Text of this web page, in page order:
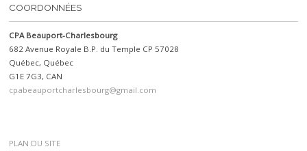
COORDONNÉES
CPA Beauport-Charlesbourg
682 Avenue Royale B.P. du Temple CP 57028
Québec, Québec
G1E 7G3, CAN
cpabeauportcharlesbourg@gmail.com
PLAN DU SITE